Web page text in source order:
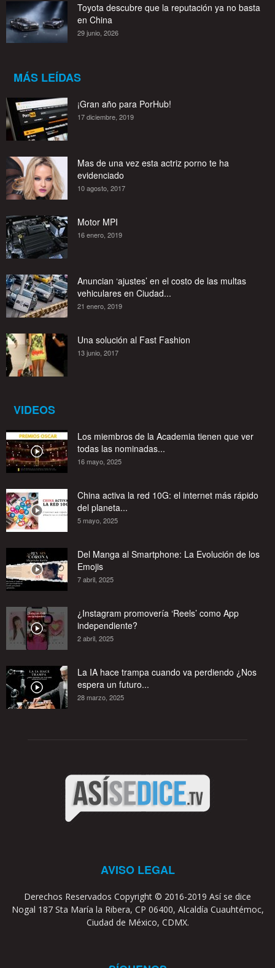
Toyota descubre que la reputación ya no basta
en China
29 junio, 2026
MÁS LEÍDAS
¡Gran año para PorHub!
17 diciembre, 2019
Mas de una vez esta actriz porno te ha
evidenciado
10 agosto, 2017
Motor MPI
16 enero, 2019
Anuncian ‘ajustes’ en el costo de las multas
vehiculares en Ciudad...
21 enero, 2019
Una solución al Fast Fashion
13 junio, 2017
VIDEOS
Los miembros de la Academia tienen que ver
todas las nominadas...
16 mayo, 2025
China activa la red 10G: el internet más rápido
del planeta...
5 mayo, 2025
Del Manga al Smartphone: La Evolución de los
Emojis
7 abril, 2025
¿Instagram promovería ‘Reels’ como App
independiente?
2 abril, 2025
La IA hace trampa cuando va perdiendo ¿Nos
espera un futuro...
28 marzo, 2025
AVISO LEGAL
Derechos Reservados Copyright © 2016-2019 Así se dice
Nogal 187 Sta María la Ribera, CP 06400, Alcaldía Cuauhtémoc,
Ciudad de México, CDMX.